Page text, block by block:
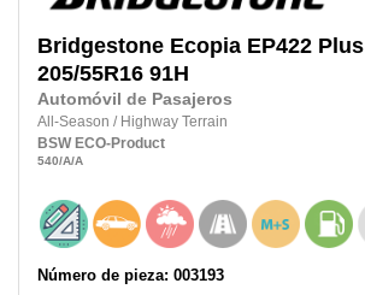
Bridgestone Ecopia EP422 Plus
205/55R16 91H
Automóvil de Pasajeros
All-Season / Highway Terrain
BSW ECO-Product
540/A/A
Número de pieza: 003193